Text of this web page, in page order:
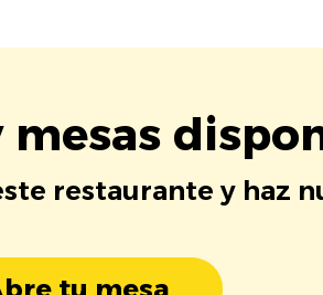
mesas
restaurante y haz